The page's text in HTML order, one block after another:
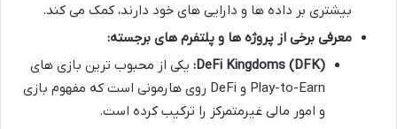
بیشتری بر داده ها و دارایی های خود دارند، کمک می کند.
معرفی برخی از پروژه ها و پلتفرم های برجسته:
DeFi Kingdoms (DFK): یکی از محبوب ترین بازی های
Play-to-Earn و DeFi روی هارمونی است که مفهوم بازی
و امور مالی غیرمتمرکز را ترکیب کرده است.